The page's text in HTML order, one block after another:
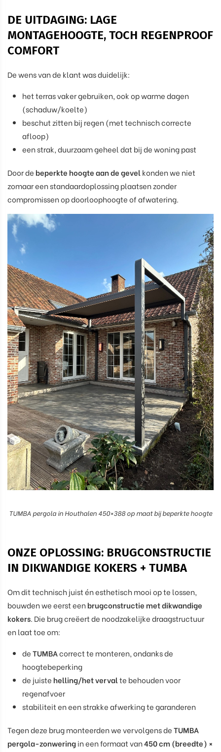
DE UITDAGING: LAGE
MONTAGEHOOGTE, TOCH REGENPROOF
COMFORT
De wens van de klant was duidelijk:
het terras vaker gebruiken, ook op warme dagen
(schaduw/koelte)
beschut zitten bij regen (met technisch correcte
afloop)
een strak, duurzaam geheel dat bij de woning past
Door de beperkte hoogte aan de gevelkonden we niet
zomaar een standaardoplossing plaatsen zonder
compromissen op doorloophoogte of afwatering.
TUMBA pergola in Houthalen 450×388 op maat bij beperkte hoogte
ONZE OPLOSSING: BRUGCONSTRUCTIE
IN DIKWANDIGE KOKERS + TUMBA
Om dit technisch juist én esthetisch mooi op te lossen,
bouwden we eerst eenbrugconstructie met dikwandige
kokers. Die brug creëert de noodzakelijke draagstructuur
en laat toe om:
deTUMBAcorrect te monteren, ondanks de
hoogtebeperking
de juiste helling/het vervalte behouden voor
regenafvoer
stabiliteit en een strakke afwerking te garanderen
Tegen deze brug monteerden we vervolgens deTUMBA
pergola-zonweringin een formaat van450 cm (breedte) ×